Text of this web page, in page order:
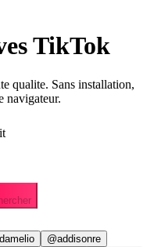
TikTok
qualite. Sans installation,
navigateur.
@addisonre